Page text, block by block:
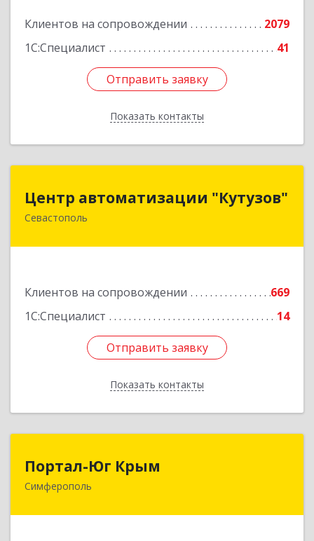
Клиентов на сопровождении
2079
1С:Специалист
41
Отправить заявку
Показать контакты
Отправить заявку
Назад
Центр автоматизации "Кутузов"
Севастополь
Клиентов на сопровождении
669
1С:Специалист
14
Отправить заявку
Показать контакты
299011, Севастополь г, Генерала Петрова ул,
Отправить заявку
Назад
Портал-Юг Крым
Симферополь
295015, Крым Респ, Симферополь г, Козлова ул,